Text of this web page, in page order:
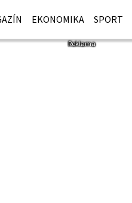
EKONOMIKA SPORT